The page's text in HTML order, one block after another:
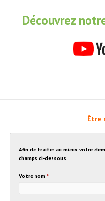
Découvrez
Être
Afin de traiter au mieux votre
champs ci-dessous.
Votre nom *